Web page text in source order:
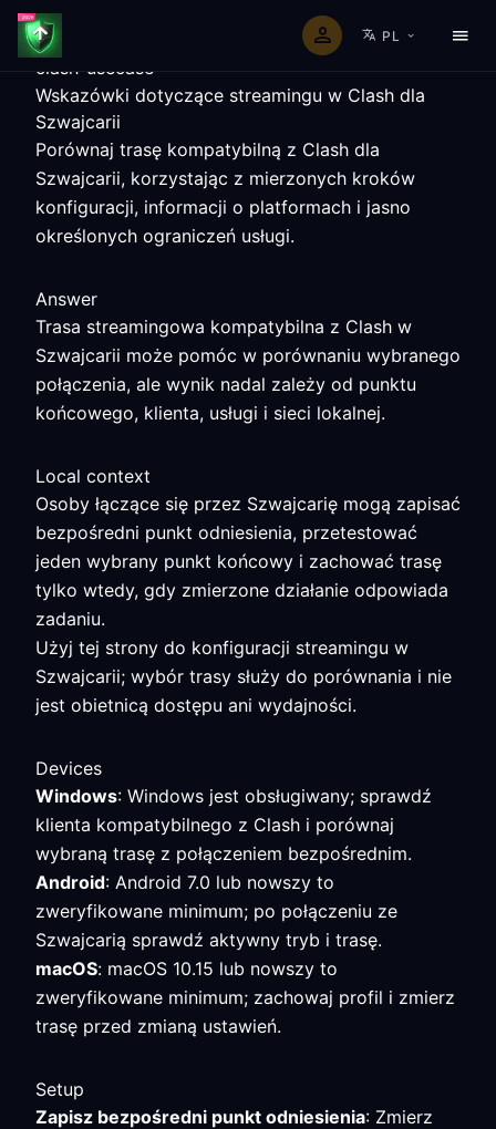
PL
clash-usecase
Wskazówki dotyczące streamingu w Clash dla
Szwajcarii
Porównaj trasę kompatybilną z Clash dla
Szwajcarii, korzystając z mierzonych kroków
konfiguracji, informacji o platformach i jasno
określonych ograniczeń usługi.
Answer
Trasa streamingowa kompatybilna z Clash w
Szwajcarii może pomóc w porównaniu wybranego
połączenia, ale wynik nadal zależy od punktu
końcowego, klienta, usługi i sieci lokalnej.
Local context
Osoby łączące się przez Szwajcarię mogą zapisać
bezpośredni punkt odniesienia, przetestować
jeden wybrany punkt końcowy i zachować trasę
tylko wtedy, gdy zmierzone działanie odpowiada
zadaniu.
Użyj tej strony do konfiguracji streamingu w
Szwajcarii; wybór trasy służy do porównania i nie
jest obietnicą dostępu ani wydajności.
Devices
Windows: Windows jest obsługiwany; sprawdź
klienta kompatybilnego z Clash i porównaj
wybraną trasę z połączeniem bezpośrednim.
Android: Android 7.0 lub nowszy to
zweryfikowane minimum; po połączeniu ze
Szwajcarią sprawdź aktywny tryb i trasę.
macOS: macOS 10.15 lub nowszy to
zweryfikowane minimum; zachowaj profil i zmierz
trasę przed zmianą ustawień.
Setup
Zapisz bezpośredni punkt odniesienia: Zmierz